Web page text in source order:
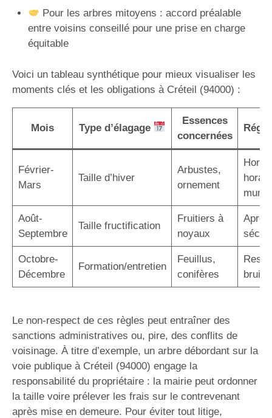
Pour les arbres mitoyens : accord préalable
entre voisins conseillé pour une prise en charge
équitable
Voici un tableau synthétique pour mieux visualiser les
moments clés et les obligations à Créteil (94000) :
Mois Type d’élagage
Essences
concernées
Février-
Mars
Taille d’hiver
Arbustes,
ornement
Hors
Août-
Septembre
Taille fructification
Fruitiers à
noyaux
Octobre-
Décembre
Formation/entretien
Feuillus,
conifères
bruit/
Le non-respect de ces règles peut entraîner des
sanctions administratives ou, pire, des conflits de
voisinage. À titre d’exemple, un arbre débordant sur la
voie publique à Créteil (94000) engage la
responsabilité du propriétaire : la mairie peut ordonner
la taille voire prélever les frais sur le contrevenant
après mise en demeure. Pour éviter tout litige,